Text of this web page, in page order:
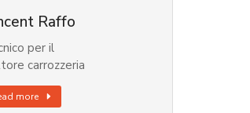
Raffo
per il
carrozzeria
more